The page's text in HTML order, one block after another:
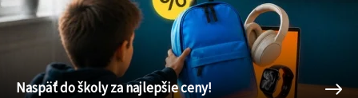
Naspäť do školy za najlepšie ceny!